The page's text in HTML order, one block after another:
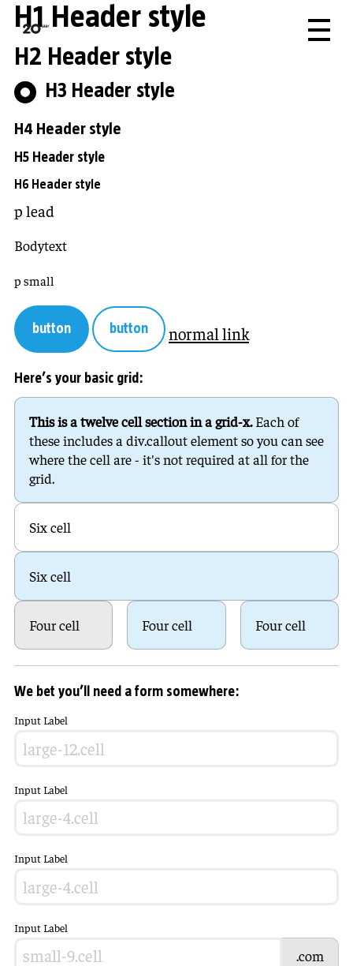
H1 Header style
H2 Header style
H3 Header style
H4 Header style
H5 Header style
H6 Header style
p lead
Bodytext
p small
button button normal link
Here’s your basic grid:
This is a twelve cell section in a grid-x.Each of
these includes a div.callout element so you can see
where the cell are - it's not required at all for the
grid.
Six cell
Six cell
Four cell Four cell Four cell
We bet you’ll need a form somewhere:
Input Label
Input Label
Input Label
Input Label
.com